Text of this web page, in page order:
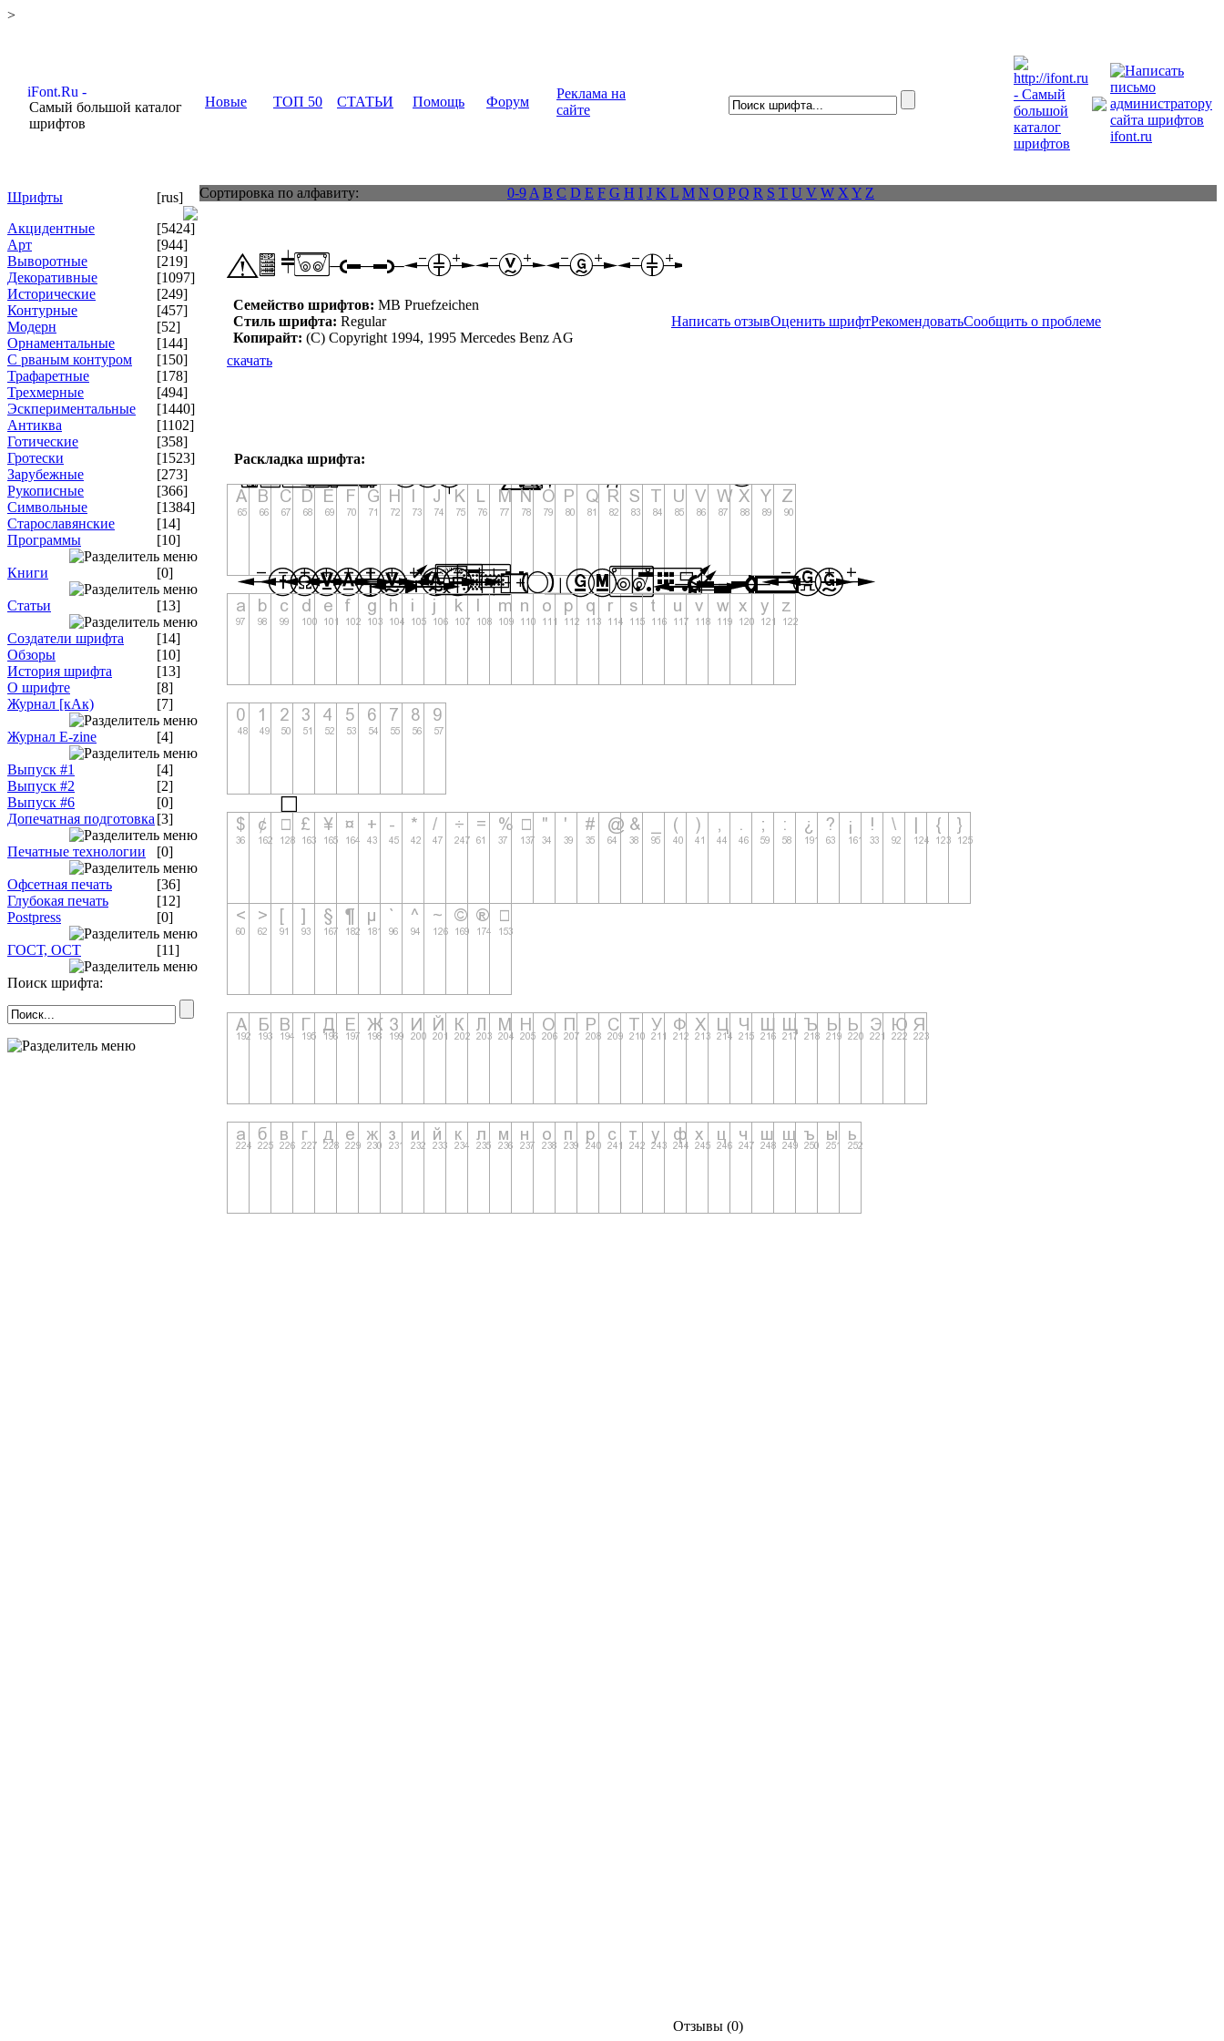
>
Самый большой каталог
шрифтов
Новые ТОП 50 СТАТЬИ Помощь Форум
Реклама на
сайте
Шрифты
[rus]
Акцидентные
[5424]
Арт
[944]
Выворотные
[219]
Декоративные
[1097]
Исторические
[249]
Контурные
[457]
Модерн
[52]
Орнаментальные
[144]
С рваным контуром
[150]
Трафаретные
[178]
Трехмерные
[494]
Эскпериментальные
[1440]
Антиква
[1102]
Готические
[358]
Гротески
[1523]
Зарубежные
[273]
Рукописные
[366]
Символьные
[1384]
Старославянские
[14]
Программы
[10]
Книги [0]
Статьи [13]
Создатели шрифта
[14]
Обзоры
[10]
История шрифта
[13]
О шрифте
[8]
Журнал [кАк)
[7]
Журнал E-zine [4]
Выпуск #1
[4]
Выпуск #2
[2]
Выпуск #6
[0]
Допечатная подготовка [3]
Печатные технологии [0]
Офсетная печать
[36]
Глубокая печать
[12]
Postpress
[0]
ГОСТ, ОСТ [11]
Поиск шрифта:
Сортировка по алфавиту: 0-9 A B C D E F G H I J K L M N O P Q R S T U V W X Y Z
Семейство шрифтов: MB Pruefzeichen
Стиль шрифта: Regular
Копирайт: (C) Copyright 1994, 1995 Mercedes Benz AG
Написать отзывОценить шрифтРекомендоватьСообщить о проблеме
скачать
Раскладка шрифта:
Отзывы (0)